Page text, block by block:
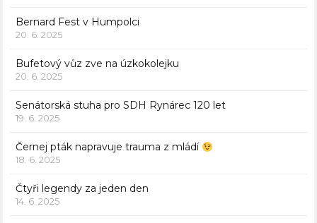
Bernard Fest v Humpolci
20. 6. 2025
Bufetový vůz zve na úzkokolejku
20. 6. 2025
Senátorská stuha pro SDH Rynárec 120 let
19. 6. 2025
Černej pták napravuje trauma z mládí
18. 6. 2025
Čtyři legendy za jeden den
14. 6. 2025